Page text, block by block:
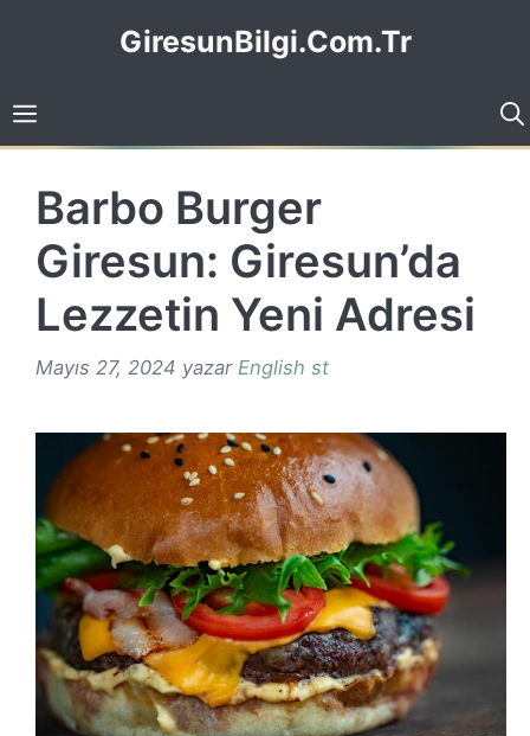
GiresunBilgi.Com.Tr
Barbo Burger
Giresun: Giresun’da
Lezzetin Yeni Adresi
Mayıs 27, 2024 yazar English st